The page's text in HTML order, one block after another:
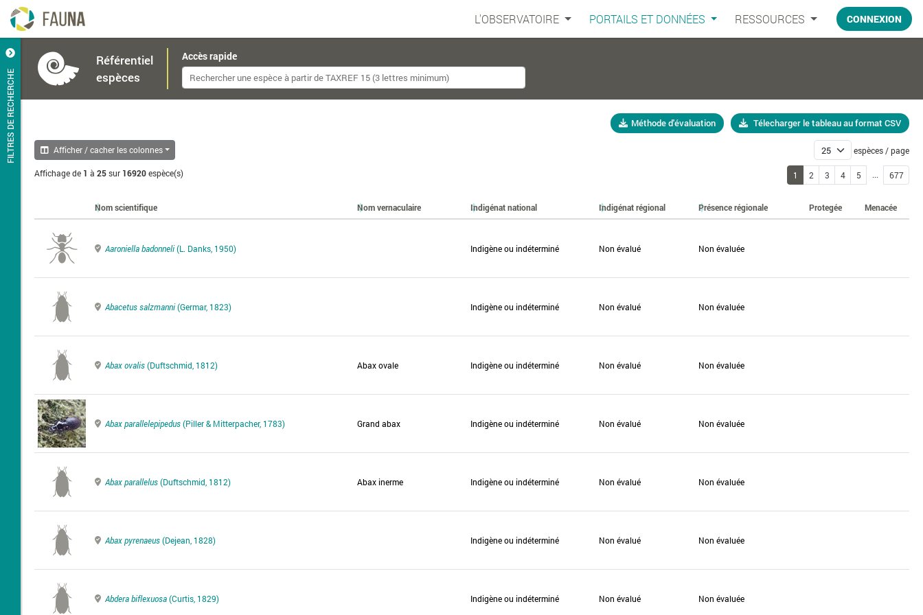
L'OBSERVATOIRE PORTAILS ET DONNÉES RESSOURCES CONNEXION
FILTRES DE RECHERCHE
Référentiel
espèces
Accès rapide
Méthode d'évaluation Télecharger le tableau au format CSV
Afficher / cacher les colonnes
Affichage de 1 à 25sur 16920espèce(s)
espèces / page
1 2 3 4 5 ... 677
Nom scientifique Nom vernaculaire Indigénat national Indigénat régional Présence régionale Protegée Menacée
Aaroniella badonneli(L. Danks, 1950) Indigène ou indéterminé Non évalué Non évaluée
Abacetus salzmanni(Germar, 1823) Indigène ou indéterminé Non évalué Non évaluée
Abax ovalis(Duftschmid, 1812) Abax ovale Indigène ou indéterminé Non évalué Non évaluée
Abax parallelepipedus(Piller & Mitterpacher, 1783) Grand abax Indigène ou indéterminé Non évalué Non évaluée
Abax parallelus(Duftschmid, 1812) Abax inerme Indigène ou indéterminé Non évalué Non évaluée
Abax pyrenaeus(Dejean, 1828) Indigène ou indéterminé Non évalué Non évaluée
Abdera biflexuosa(Curtis, 1829) Indigène ou indéterminé Non évalué Non évaluée